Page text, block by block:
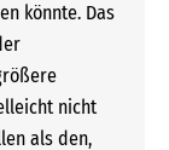
könnte. Das
nicht
als den,